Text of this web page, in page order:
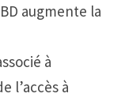
augmente la
à
l’accès à